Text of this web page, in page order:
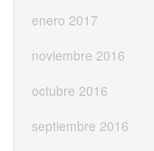
enero 2017
noviembre 2016
octubre 2016
septiembre 2016